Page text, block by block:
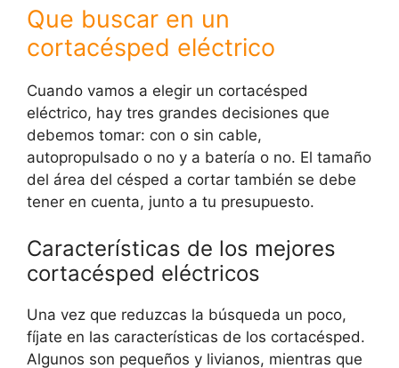
Que buscar en un
cortacésped eléctrico
Cuando vamos a elegir un cortacésped
eléctrico, hay tres grandes decisiones que
debemos tomar: con o sin cable,
autopropulsado o no y a batería o no. El tamaño
del área del césped a cortar también se debe
tener en cuenta, junto a tu presupuesto.
Características de los mejores
cortacésped eléctricos
Una vez que reduzcas la búsqueda un poco,
fíjate en las características de los cortacésped.
Algunos son pequeños y livianos, mientras que